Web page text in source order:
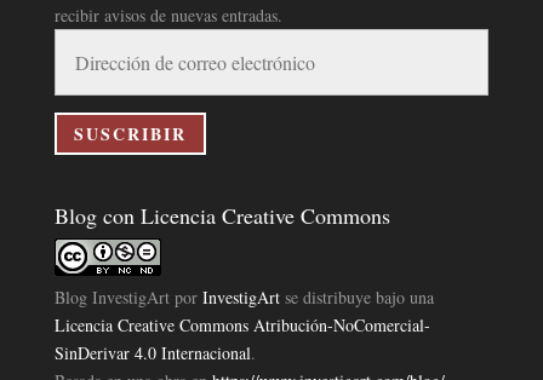
recibir avisos de nuevas entradas.
correo
electrónico
SUSCRIBIR
Blog con Licencia Creative Commons
Blog InvestigArtpor InvestigArtse distribuye bajo una
Licencia Creative Commons Atribución-NoComercial-
SinDerivar 4.0 Internacional.